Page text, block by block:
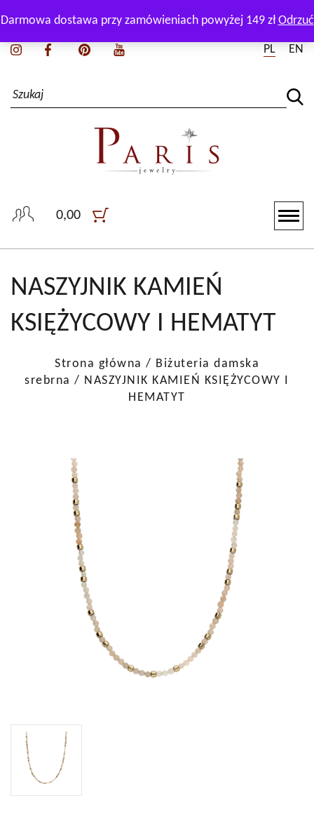
PL EN
0,00
NASZYJNIK KAMIEŃ
KSIĘŻYCOWY I HEMATYT
Strona główna / Biżuteria damska
srebrna / NASZYJNIK KAMIEŃ KSIĘŻYCOWY I
HEMATYT
Zadzwoń i zapytaj naszego doradcę:+48 511 165 550
Darmowa dostawa przy zamówieniach powyżej 149 złOdrzuć